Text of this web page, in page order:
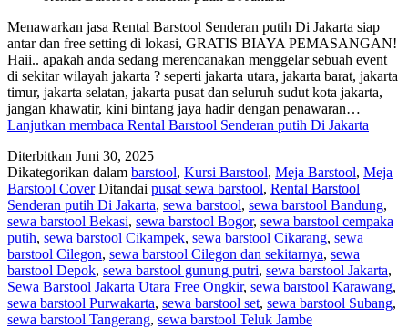
Menawarkan jasa Rental Barstool Senderan putih Di Jakarta siap
antar dan free setting di lokasi, GRATIS BIAYA PEMASANGAN!
Haii.. apakah anda sedang merencanakan menggelar sebuah event
di sekitar wilayah jakarta ? seperti jakarta utara, jakarta barat, jakarta
timur, jakarta selatan, jakarta pusat dan seluruh sudut kota jakarta,
jangan khawatir, kini bintang jaya hadir dengan penawaran…
Lanjutkan membaca Rental Barstool Senderan putih Di Jakarta
Diterbitkan Juni 30, 2025
Dikategorikan dalam barstool, Kursi Barstool, Meja Barstool, Meja
Barstool Cover Ditandai pusat sewa barstool, Rental Barstool
Senderan putih Di Jakarta, sewa barstool, sewa barstool Bandung,
sewa barstool Bekasi, sewa barstool Bogor, sewa barstool cempaka
putih, sewa barstool Cikampek, sewa barstool Cikarang, sewa
barstool Cilegon, sewa barstool Cilegon dan sekitarnya, sewa
barstool Depok, sewa barstool gunung putri, sewa barstool Jakarta,
Sewa Barstool Jakarta Utara Free Ongkir, sewa barstool Karawang,
sewa barstool Purwakarta, sewa barstool set, sewa barstool Subang,
sewa barstool Tangerang, sewa barstool Teluk Jambe